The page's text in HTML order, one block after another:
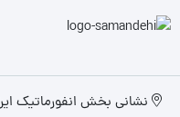
نشانی بخش انفورماتیک